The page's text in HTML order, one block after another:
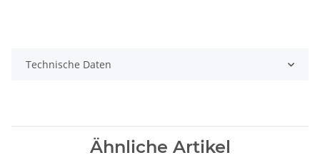
Technische Daten
Ähnliche Artikel